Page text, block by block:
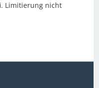
Limitierung nicht